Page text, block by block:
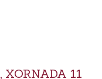
, XORNADA 11